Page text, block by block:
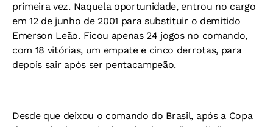
primeira vez. Naquela oportunidade, entrou no cargo
em 12 de junho de 2001 para substituir o demitido
Emerson Leão. Ficou apenas 24 jogos no comando,
com 18 vitórias, um empate e cinco derrotas, para
depois sair após ser pentacampeão.
Desde que deixou o comando do Brasil, após a Copa